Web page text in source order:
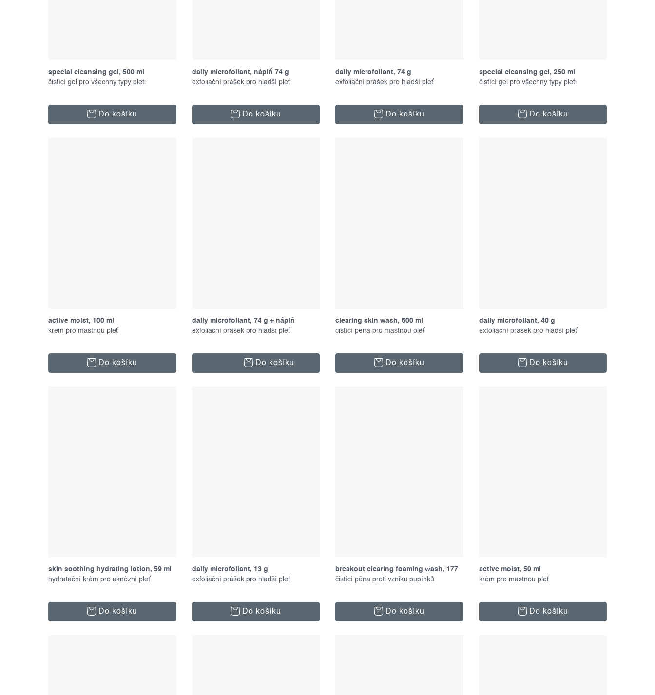
special cleansing gel, 500 ml
čistící gel pro všechny typy pleti
Do košíku
daily microfoliant, náplň 74 g
exfoliační prášek pro hladší pleť
Do košíku
daily microfoliant, 74 g
exfoliační prášek pro hladší pleť
Do košíku
special cleansing gel, 250 ml
čistící gel pro všechny typy pleti
Do košíku
active moist, 100 ml
krém pro mastnou pleť
Do košíku
daily microfoliant, 74 g + náplň
exfoliační prášek pro hladší pleť
Do košíku
clearing skin wash, 500 ml
čistící pěna pro mastnou pleť
Do košíku
daily microfoliant, 40 g
exfoliační prášek pro hladší pleť
Do košíku
skin soothing hydrating lotion, 59 ml
hydratační krém pro aknózní pleť
Do košíku
daily microfoliant, 13 g
exfoliační prášek pro hladší pleť
Do košíku
breakout clearing foaming wash, 177
ml
čistící pěna proti vzniku pupínků
Do košíku
active moist, 50 ml
krém pro mastnou pleť
Do košíku